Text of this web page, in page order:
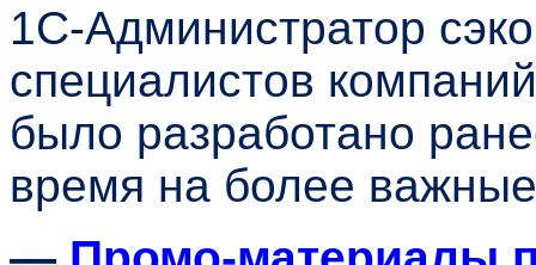
1С-Администратор
специалистов
было разработано
время на более